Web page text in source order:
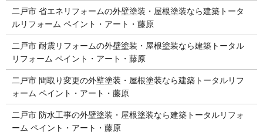
二戸市 省エネリフォームの外壁塗装・屋根塗装なら建築トータ
ルリフォーム ペイント・アート・藤原
二戸市 耐震リフォームの外壁塗装・屋根塗装なら建築トータル
リフォーム ペイント・アート・藤原
二戸市 間取り変更の外壁塗装・屋根塗装なら建築トータルリフ
ォーム ペイント・アート・藤原
二戸市 防水工事の外壁塗装・屋根塗装なら建築トータルリフォ
ーム ペイント・アート・藤原